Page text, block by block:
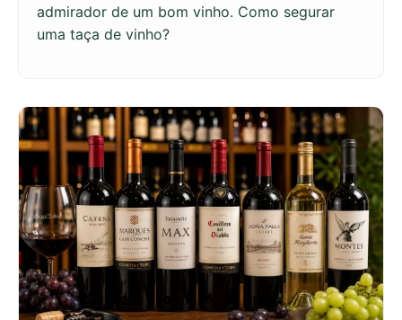
admirador de um bom vinho. Como segurar
uma taça de vinho?